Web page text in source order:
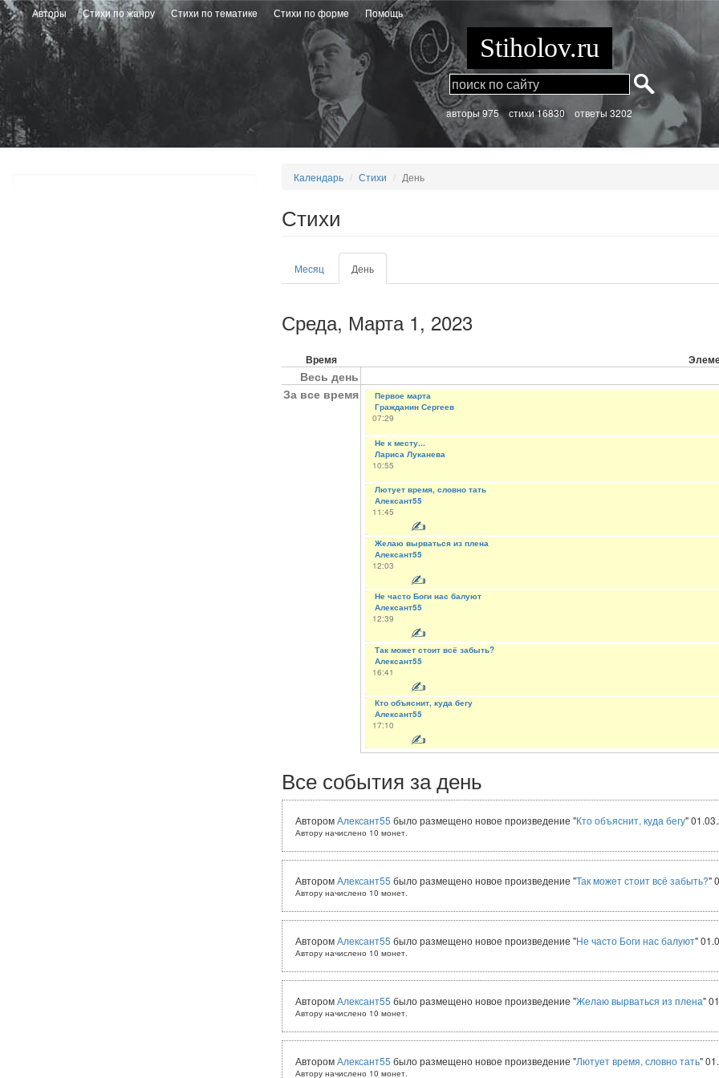
Перейти
к
основному
содержанию
Авторы Стихи по жанру Стихи по тематике Стихи по форме Помощь
Stiholov.ru
aвторы 975 стихи16830 ответы 3202
Календарь Стихи День
Стихи
Главные
вкладки
Месяц День
вкладка)
Среда, Марта 1, 2023
Время
Весь день
За все время
Первое марта
Гражданин Сергеев
07:29
Не к месту...
Лариса Луканева
10:55
Лютует время, словно тать
Алексант55
11:45
✍
Желаю вырваться из плена
Алексант55
12:03
✍
Не часто Боги нас балуют
Алексант55
12:39
✍
Так может стоит всё забыть?
Алексант55
16:41
✍
Кто объяснит, куда бегу
Алексант55
17:10
✍
Все события за день
АвторомАлексант55 было размещено новое произведение "Кто объяснит, куда бегу"
Автору начислено 10 монет.
АвторомАлексант55 было размещено новое произведение "Так может стоит всё забыть?"
Автору начислено 10 монет.
АвторомАлексант55 было размещено новое произведение "Не часто Боги нас балуют"
Автору начислено 10 монет.
АвторомАлексант55 было размещено новое произведение "Желаю вырваться из плена"
Автору начислено 10 монет.
АвторомАлексант55 было размещено новое произведение "Лютует время, словно тать"
Автору начислено 10 монет.